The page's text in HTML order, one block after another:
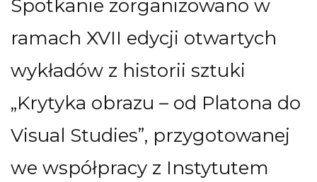
Spotkanie zorganizowano w
ramach XVII edycji otwartych
wykładów z historii sztuki
„Krytyka obrazu – od Platona do
Visual Studies”, przygotowanej
we współpracy z Instytutem